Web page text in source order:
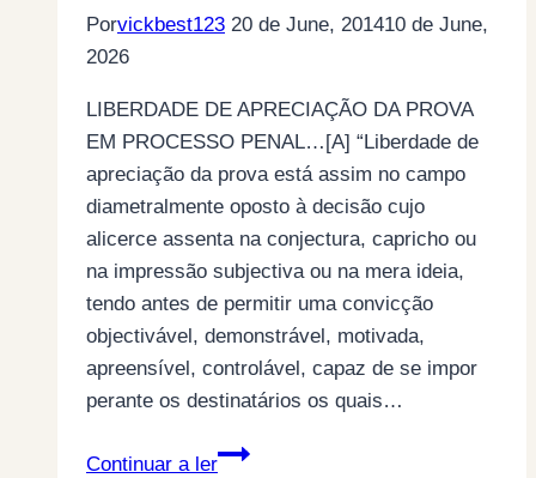
Porvickbest123 20 de June, 201410 de June,
2026
LIBERDADE DE APRECIAÇÃO DA PROVA
EM PROCESSO PENAL…[A] “Liberdade de
apreciação da prova está assim no campo
diametralmente oposto à decisão cujo
alicerce assenta na conjectura, capricho ou
na impressão subjectiva ou na mera ideia,
tendo antes de permitir uma convicção
objectivável, demonstrável, motivada,
apreensível, controlável, capaz de se impor
perante os destinatários os quais…
Continuar a ler
HISTÓRIA